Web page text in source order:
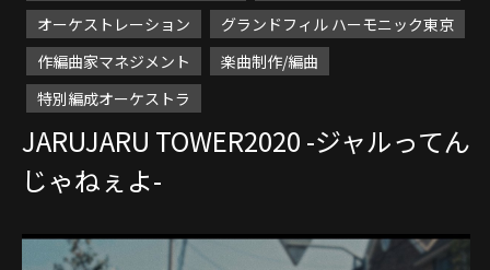
オーケストレーション
グランドフィル ハーモニック東京
作編曲家マネジメント
楽曲制作/編曲
特別編成オーケストラ
JARUJARU TOWER2020 -ジャルってん
じゃねぇよ-